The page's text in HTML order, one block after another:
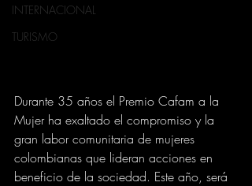
INTERNACIONAL
TURISMO
Durante 35 años el Premio Cafam a la
Mujer ha exaltado el compromiso y la
gran labor comunitaria de mujeres
colombianas que lideran acciones en
beneficio de la sociedad. Este año, será